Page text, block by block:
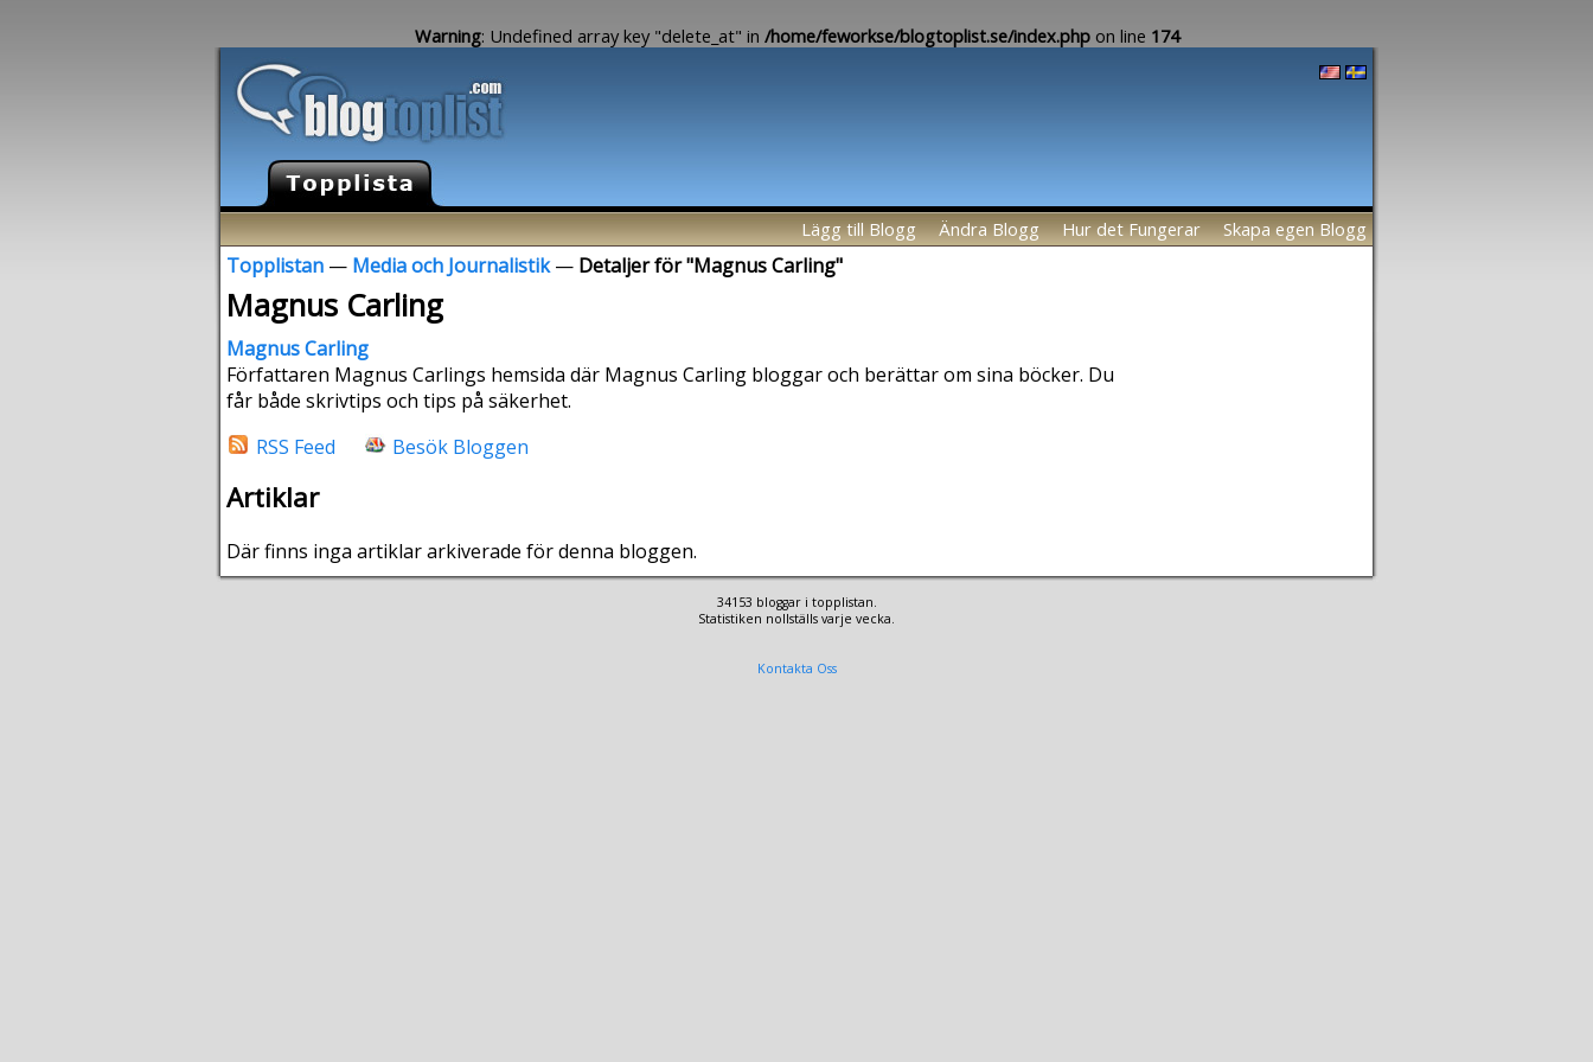
Warning: Undefined array key "delete_at" in /home/feworkse/blogtoplist.se/index.phpon line 174
Lägg till Blogg Ändra Blogg Hur det Fungerar Skapa egen Blogg
Topplistan — Media och Journalistik— Detaljer för "Magnus Carling"
Magnus Carling
Magnus Carling
Författaren Magnus Carlings hemsida där Magnus Carling bloggar och berättar om sina böcker. Du
får både skrivtips och tips på säkerhet.
RSS Feed
Besök Bloggen
Artiklar
Där finns inga artiklar arkiverade för denna bloggen.
34153 bloggar i topplistan.
Statistiken nollställs varje vecka.
Kontakta Oss